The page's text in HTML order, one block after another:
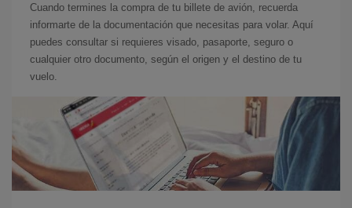
Cuando termines la compra de tu billete de avión, recuerda
informarte de la documentación que necesitas para volar. Aquí
puedes consultar si requieres visado, pasaporte, seguro o
cualquier otro documento, según el origen y el destino de tu
vuelo.